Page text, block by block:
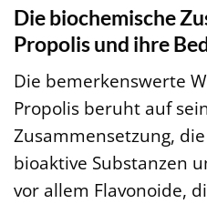
Die biochemische
Propolis und ihre
Die bemerkenswerte
Propolis beruht auf
Zusammensetzung,
bioaktive Substanzen
vor allem Flavonoide,